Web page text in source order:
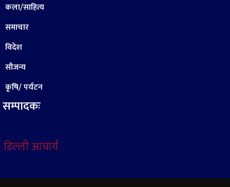
कला/साहित्य
समाचार
विदेश
सौजन्य
कृषि/ पर्यटन
सम्पादकः
डिल्ली आचार्य